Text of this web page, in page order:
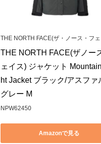
THE NORTH FACE(ザ・ノース・フ
THE NORTH FACE(ザノー
ェイス) ジャケット
ht Jacket ブラック/アスファ
グレー M
NPW62450
Amazonで見る